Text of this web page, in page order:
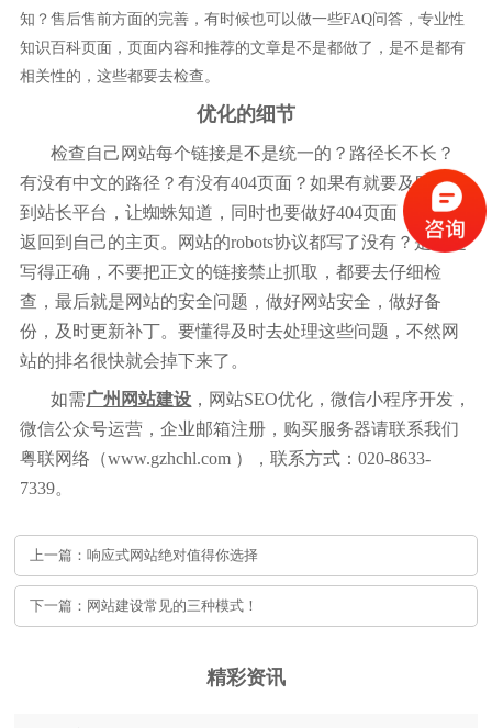
知？售后售前方面的完善，有时候也可以做一些FAQ问答，专业性
知识百科页面，页面内容和推荐的文章是不是都做了，是不是都有
相关性的，这些都要去检查。
优化的细节
检查自己网站每个链接是不是统一的？路径长不长？
有没有中文的路径？有没有404页面？如果有就要及时提交
到站长平台，让蜘蛛知道，同时也要做好404页面，能及时
返回到自己的主页。网站的robots协议都写了没有？是不是
写得正确，不要把正文的链接禁止抓取，都要去仔细检
查，最后就是网站的安全问题，做好网站安全，做好备
份，及时更新补丁。要懂得及时去处理这些问题，不然网
站的排名很快就会掉下来了。
如需广州网站建设 ，网站SEO优化，微信小程序开发，
微信公众号运营，企业邮箱注册，购买服务器请联系我们
粤联网络（www.gzhchl.com ），联系方式：020-8633-
7339。
上一篇：响应式网站绝对值得你选择
下一篇：网站建设常见的三种模式！
精彩资讯